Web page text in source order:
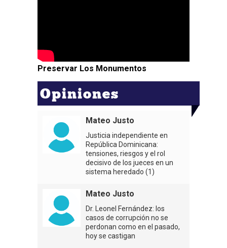
Preservar Los Monumentos
Opiniones
Mateo Justo
Justicia independiente en
República Dominicana:
tensiones, riesgos y el rol
decisivo de los jueces en un
sistema heredado (1)
Mateo Justo
Dr. Leonel Fernández: los
casos de corrupción no se
perdonan como en el pasado,
hoy se castigan